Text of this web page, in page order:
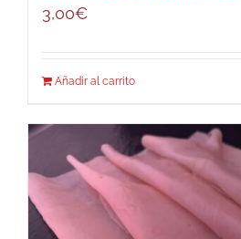
3,00€
Añadir al carrito